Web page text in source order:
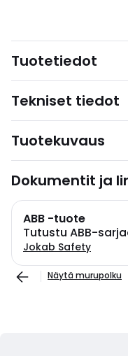
Tuotetiedot
Tekniset tiedot
Tuotekuvaus
Dokumentit ja
ABB -tuote
Tutustu ABB-
Jokab Safety
Näytä murupolku